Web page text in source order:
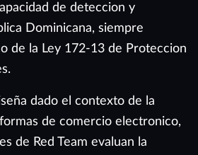
de deteccion y
Dominicana, siempre
de la Ley 172-13 de Proteccion
dado el contexto de la
de comercio electronico,
de Red Team evaluan la